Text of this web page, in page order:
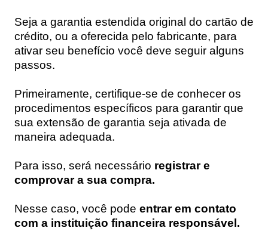
Seja a garantia estendida original do cartão de
crédito, ou a oferecida pelo fabricante, para
ativar seu benefício você deve seguir alguns
passos.
Primeiramente, certifique-se de conhecer os
procedimentos específicos para garantir que
sua extensão de garantia seja ativada de
maneira adequada.
Para isso, será necessário registrar e
comprovar a sua compra.
Nesse caso, você pode entrar em contato
com a instituição financeira responsável.